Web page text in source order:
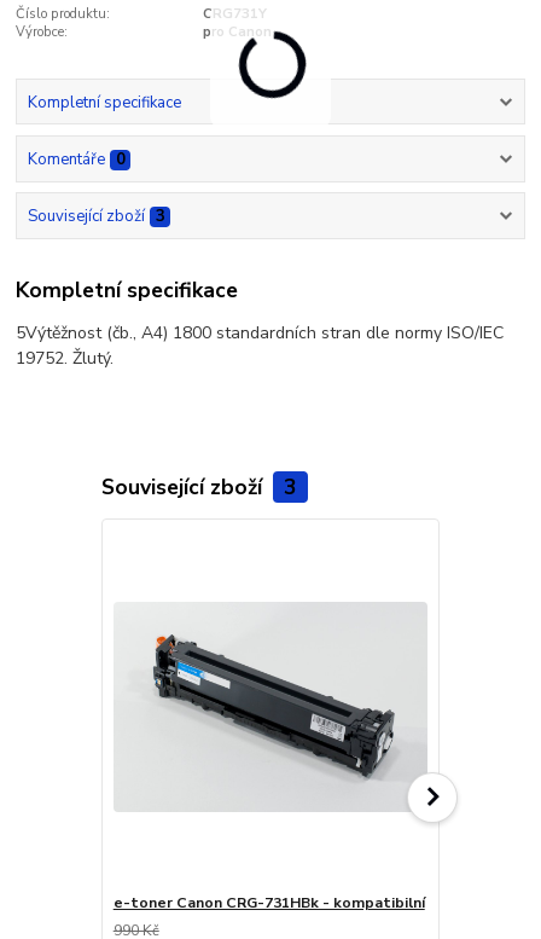
Číslo produktu:
CRG731Y
Výrobce:
pro Canon
Kompletní specifikace
Komentáře 0
Související zboží 3
Kompletní specifikace
5Výtěžnost (čb., A4) 1800 standardních stran dle normy ISO/IEC
19752. Žlutý.
Související zboží 3
e-toner Canon CRG-731HBk - kompatibilní
990 Kč